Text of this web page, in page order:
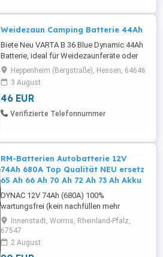
Weidezaun Camping Batterie 44Ah
Biete Neu VARTA B 36 Blue Dynamic 44Ah
Batterie, ideal für Weidezaunferäte oder
Camping. Nur Abholung.
Heppenheim (Bergstraße), Hessen, 64646
3 August
46 EUR
Verifizierte Telefonnummer
RM-Batterien Autobatterie 12V
74Ah 680A Top Qualität NEU ersetz
65 Ah 66 Ah 70 Ah 72 Ah 73 Ah Akku
DYNAC 12V 74Ah (680A) 100%
wartungsfrei (kein nachfüllen mehr
notwendig)(Ca Ca) Technik Optimale
Startkraft, Top Qualität!!! Abmessungen:
Länge 278 mm X Breite 173 mm X Höhe
175 mm Pluspol: rechts ( Rundpol ) 2
Innenstadt, Worms, Rheinland-Pfalz,
67547
2 August